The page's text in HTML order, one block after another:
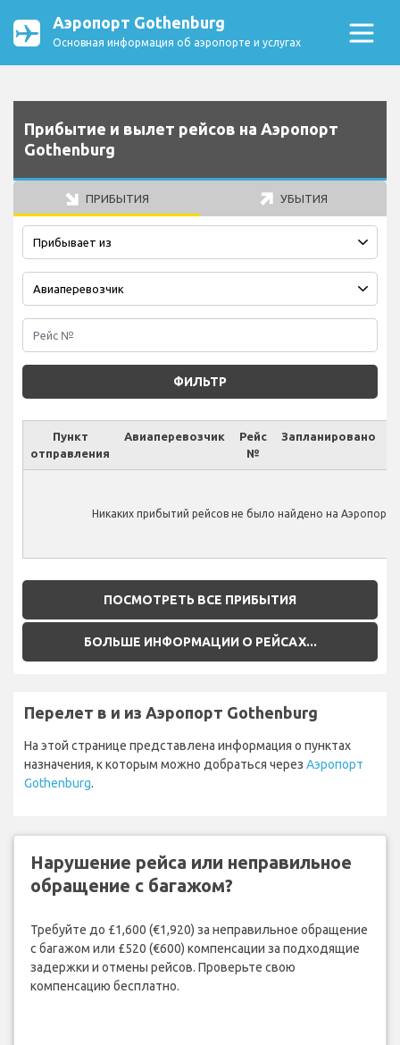
Аэропорт Gothenburg
Основная информация об аэропорте и услугах
Прибытие и вылет рейсов на Аэропорт
Gothenburg
ПРИБЫТИЯ УБЫТИЯ
ФИЛЬТР
Пункт
отправления
Авиаперевозчик
Рейс
№
Запланировано
Никаких прибытий рейсов не было найдено на Аэропорт
ПОСМОТРЕТЬ ВСЕ ПРИБЫТИЯ
БОЛЬШЕ ИНФОРМАЦИИ О РЕЙСАХ...
Перелет в и из Аэропорт Gothenburg
На этой странице представлена информация о пунктах
назначения, к которым можно добраться через Аэропорт
Gothenburg.
Нарушение рейса или неправильное
обращение с багажом?
Требуйте до £1,600 (€1,920) за неправильное обращение
с багажом или £520 (€600) компенсации за подходящие
задержки и отмены рейсов. Проверьте свою
компенсацию бесплатно.